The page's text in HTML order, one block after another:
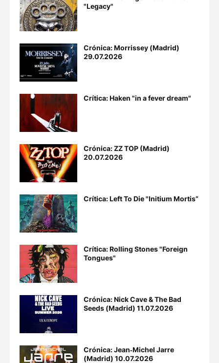
"Legacy"
Crónica: Morrissey (Madrid)
29.07.2026
Crítica: Haken "in a fever dream"
Crónica: ZZ TOP (Madrid)
20.07.2026
Crítica: Left To Die "Initium Mortis”
Crítica: Rolling Stones "Foreign
Tongues"
Crónica: Nick Cave & The Bad
Seeds (Madrid) 11.07.2026
Crónica: Jean‐Michel Jarre
(Madrid) 10.07.2026